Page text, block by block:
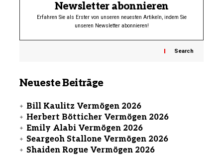
Newsletter abonnieren
Erfahren Sie als Erster von unseren neuesten Artikeln, indem Sie
unseren Newsletter abonnieren!
Search
Neueste Beiträge
Bill Kaulitz Vermögen 2026
Herbert Bötticher Vermögen 2026
Emily Alabi Vermögen 2026
Seargeoh Stallone Vermögen 2026
Shaiden Rogue Vermögen 2026